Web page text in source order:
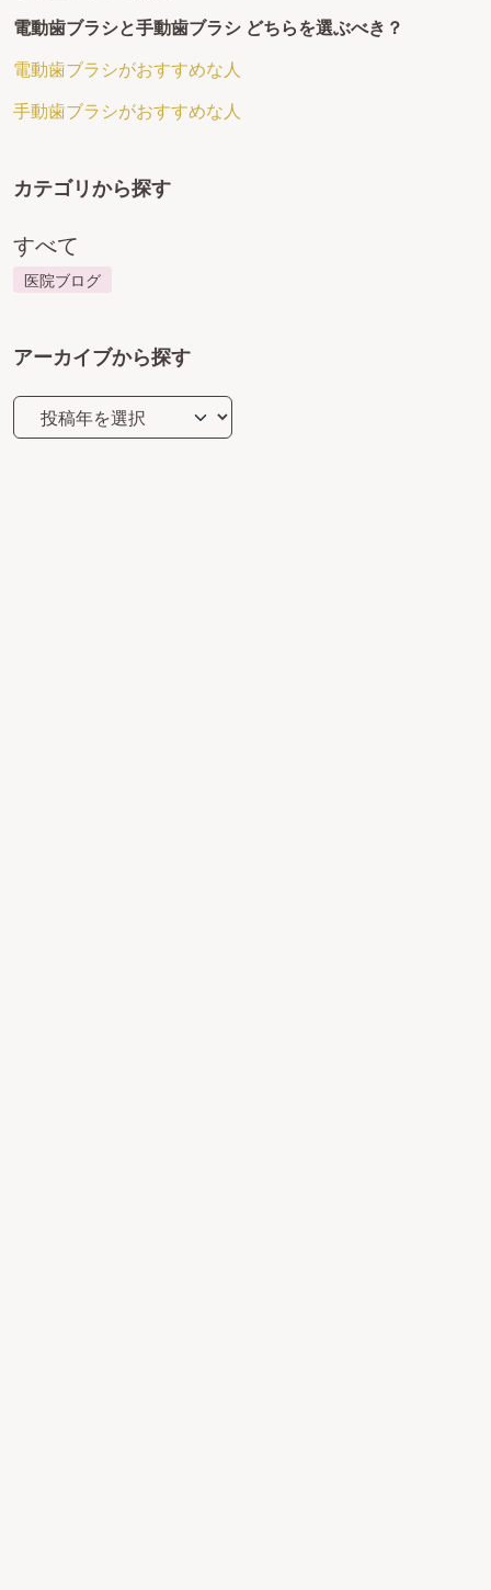
電動歯ブラシと手動歯ブラシ どちらを選ぶべき？
電動歯ブラシがおすすめな人
手動歯ブラシがおすすめな人
カテゴリから探す
すべて
医院ブログ
アーカイブから探す